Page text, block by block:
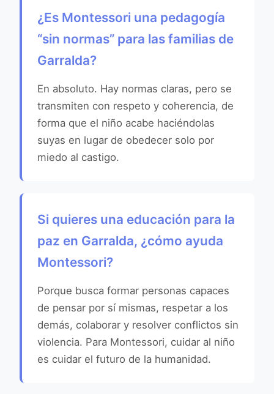
¿Es Montessori una pedagogía
“sin normas” para las familias de
Garralda?
En absoluto. Hay normas claras, pero se
transmiten con respeto y coherencia, de
forma que el niño acabe haciéndolas
suyas en lugar de obedecer solo por
miedo al castigo.
Si quieres una educación para la
paz en Garralda, ¿cómo ayuda
Montessori?
Porque busca formar personas capaces
de pensar por sí mismas, respetar a los
demás, colaborar y resolver conflictos sin
violencia. Para Montessori, cuidar al niño
es cuidar el futuro de la humanidad.